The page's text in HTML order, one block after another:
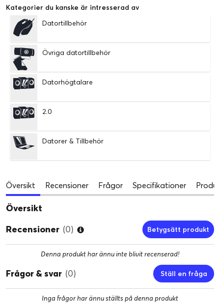
Kategorier du kanske är intresserad av
Datortillbehör
Övriga datortillbehör
Datorhögtalare
2.0
Datorer & Tillbehör
Översikt Recensioner Frågor Specifikationer
Översikt
Recensioner (0) Betygsätt produkt
Denna produkt har ännu inte blivit recenserad!
Frågor & svar (0) Ställ en fråga
Inga frågor har ännu ställts på denna produkt